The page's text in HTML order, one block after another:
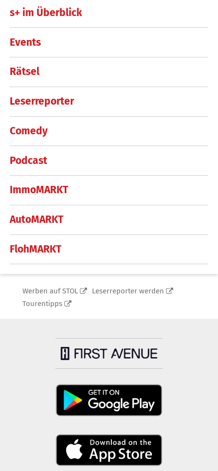
s+ im Überblick
Events
Rätsel
Leserreporter
Comedy
Podcast
ImmoMARKT
AutoMARKT
FlohMARKT
Werben auf STOL
Leserreporter werden
Tourentipps